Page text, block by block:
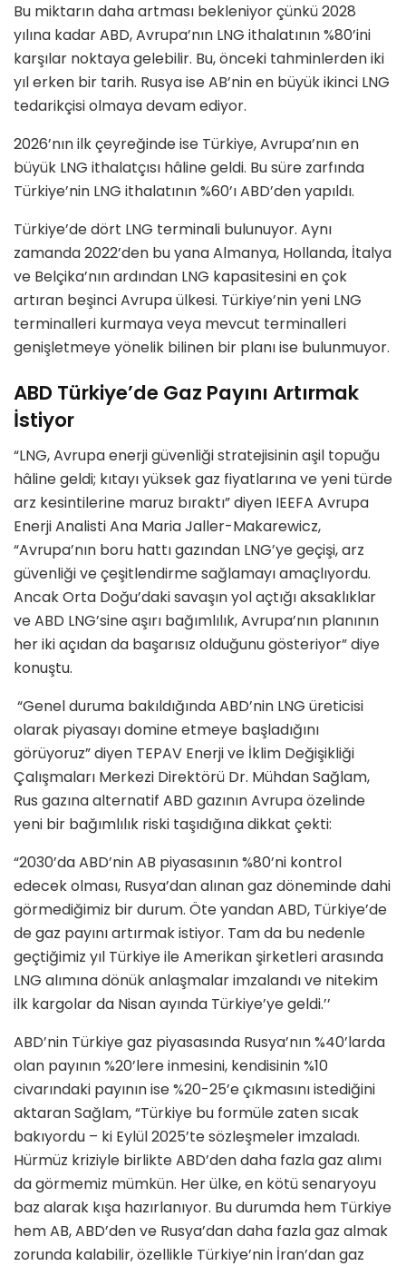
Bu miktarın daha artması bekleniyor çünkü 2028
yılına kadar ABD, Avrupa’nın LNG ithalatının %80’ini
karşılar noktaya gelebilir. Bu, önceki tahminlerden iki
yıl erken bir tarih. Rusya ise AB’nin en büyük ikinci LNG
tedarikçisi olmaya devam ediyor.
2026’nın ilk çeyreğinde ise Türkiye, Avrupa’nın en
büyük LNG ithalatçısı hâline geldi. Bu süre zarfında
Türkiye’nin LNG ithalatının %60’ı ABD’den yapıldı.
Türkiye’de dört LNG terminali bulunuyor. Aynı
zamanda 2022’den bu yana Almanya, Hollanda, İtalya
ve Belçika’nın ardından LNG kapasitesini en çok
artıran beşinci Avrupa ülkesi. Türkiye’nin yeni LNG
terminalleri kurmaya veya mevcut terminalleri
genişletmeye yönelik bilinen bir planı ise bulunmuyor.
ABD Türkiye’de Gaz Payını Artırmak
İstiyor
“LNG, Avrupa enerji güvenliği stratejisinin aşil topuğu
hâline geldi; kıtayı yüksek gaz fiyatlarına ve yeni türde
arz kesintilerine maruz bıraktı” diyen IEEFA Avrupa
Enerji Analisti Ana Maria Jaller-Makarewicz,
“Avrupa’nın boru hattı gazından LNG’ye geçişi, arz
güvenliği ve çeşitlendirme sağlamayı amaçlıyordu.
Ancak Orta Doğu’daki savaşın yol açtığı aksaklıklar
ve ABD LNG’sine aşırı bağımlılık, Avrupa’nın planının
her iki açıdan da başarısız olduğunu gösteriyor” diye
konuştu.
“Genel duruma bakıldığında ABD’nin LNG üreticisi
olarak piyasayı domine etmeye başladığını
görüyoruz” diyen TEPAV Enerji ve İklim Değişikliği
Çalışmaları Merkezi Direktörü Dr. Mühdan Sağlam,
Rus gazına alternatif ABD gazının Avrupa özelinde
yeni bir bağımlılık riski taşıdığına dikkat çekti:
“2030’da ABD’nin AB piyasasının %80’ni kontrol
edecek olması, Rusya’dan alınan gaz döneminde dahi
görmediğimiz bir durum. Öte yandan ABD, Türkiye’de
de gaz payını artırmak istiyor. Tam da bu nedenle
geçtiğimiz yıl Türkiye ile Amerikan şirketleri arasında
LNG alımına dönük anlaşmalar imzalandı ve nitekim
ilk kargolar da Nisan ayında Türkiye’ye geldi.’’
ABD’nin Türkiye gaz piyasasında Rusya’nın %40’larda
olan payının %20’lere inmesini, kendisinin %10
civarındaki payının ise %20-25’e çıkmasını istediğini
aktaran Sağlam, “Türkiye bu formüle zaten sıcak
bakıyordu – ki Eylül 2025’te sözleşmeler imzaladı.
Hürmüz kriziyle birlikte ABD’den daha fazla gaz alımı
da görmemiz mümkün. Her ülke, en kötü senaryoyu
baz alarak kışa hazırlanıyor. Bu durumda hem Türkiye
hem AB, ABD’den ve Rusya’dan daha fazla gaz almak
zorunda kalabilir, özellikle Türkiye’nin İran’dan gaz